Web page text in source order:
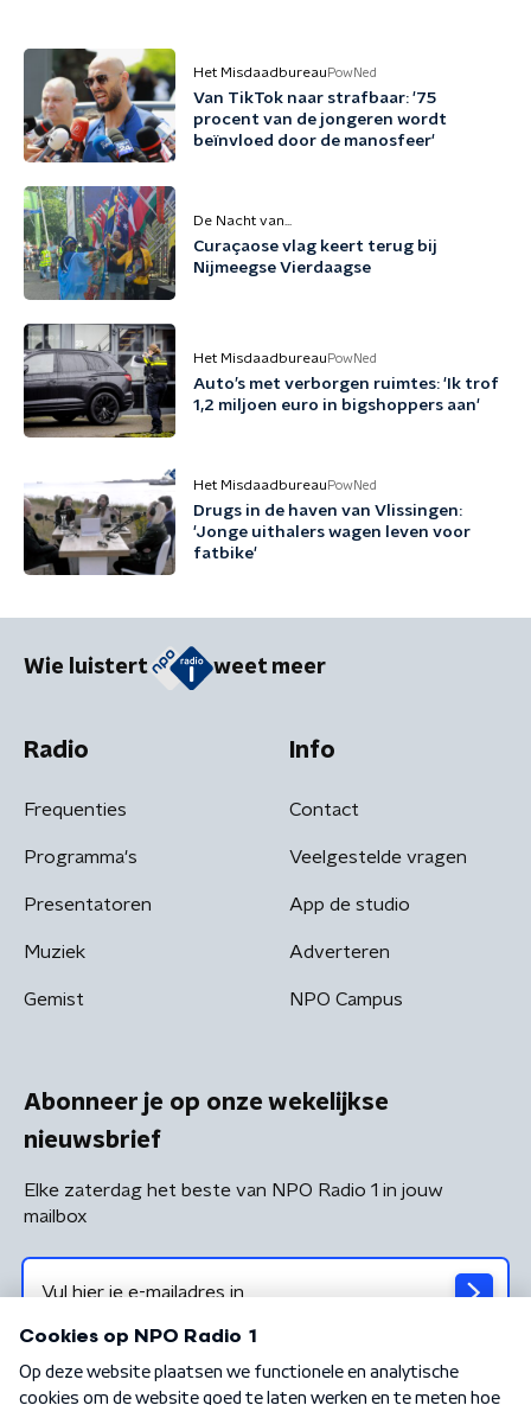
Het Misdaadbureau PowNed
Van TikTok naar strafbaar: '75
procent van de jongeren wordt
beïnvloed door de manosfeer'
De Nacht van...
Curaçaose vlag keert terug bij
Nijmeegse Vierdaagse
Het Misdaadbureau PowNed
Auto’s met verborgen ruimtes: 'Ik trof
1,2 miljoen euro in bigshoppers aan'
Het Misdaadbureau PowNed
Drugs in de haven van Vlissingen:
'Jonge uithalers wagen leven voor
fatbike'
Wie luistert weet meer
Radio
Frequenties
Programma's
Presentatoren
Muziek
Gemist
Info
Contact
Veelgestelde vragen
App de studio
Adverteren
NPO Campus
Abonneer je op onze wekelijkse
nieuwsbrief
Elke zaterdag het beste van NPO Radio 1 in jouw
mailbox